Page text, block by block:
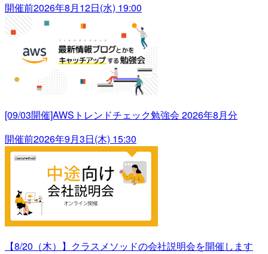
開催前2026年8月12日(水) 19:00
[09/03開催]AWSトレンドチェック勉強会 2026年8月分
開催前2026年9月3日(木) 15:30
【8/20（木）】クラスメソッドの会社説明会を開催します